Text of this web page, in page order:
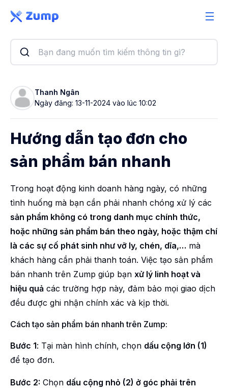
Giải pháp
Bảng giá
Sổ tay
Bài viết
Thanh Ngân
Ngày đăng: 13-11-2024 vào lúc 10:02
Hướng dẫn tạo đơn cho
sản phẩm bán nhanh
Trong hoạt động kinh doanh hàng ngày, có những
tình huống mà bạn cần phải nhanh chóng xử lý các
sản phẩm không có trong danh mục chính thức,
hoặc những sản phẩm bán theo ngày, hoặc thậm chí
là các sự cố phát sinh như vỡ ly, chén, dĩa,… mà
khách hàng cần phải thanh toán. Việc tạo sản phẩm
bán nhanh trên Zump giúp bạn xử lý linh hoạt và
hiệu quả các trường hợp này, đảm bảo mọi giao dịch
đều được ghi nhận chính xác và kịp thời.
Cách tạo sản phẩm bán nhanh trên Zump:
Bước 1: Tại màn hình chính, chọn dấu cộng lớn (1)
để tạo đơn.
Bước 2: Chọn dấu cộng nhỏ (2) ở góc phải trên